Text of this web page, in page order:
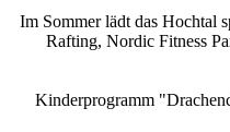
Im Sommer lädt das Hochtal
Rafting, Nordic Fitness
Kinderprogramm